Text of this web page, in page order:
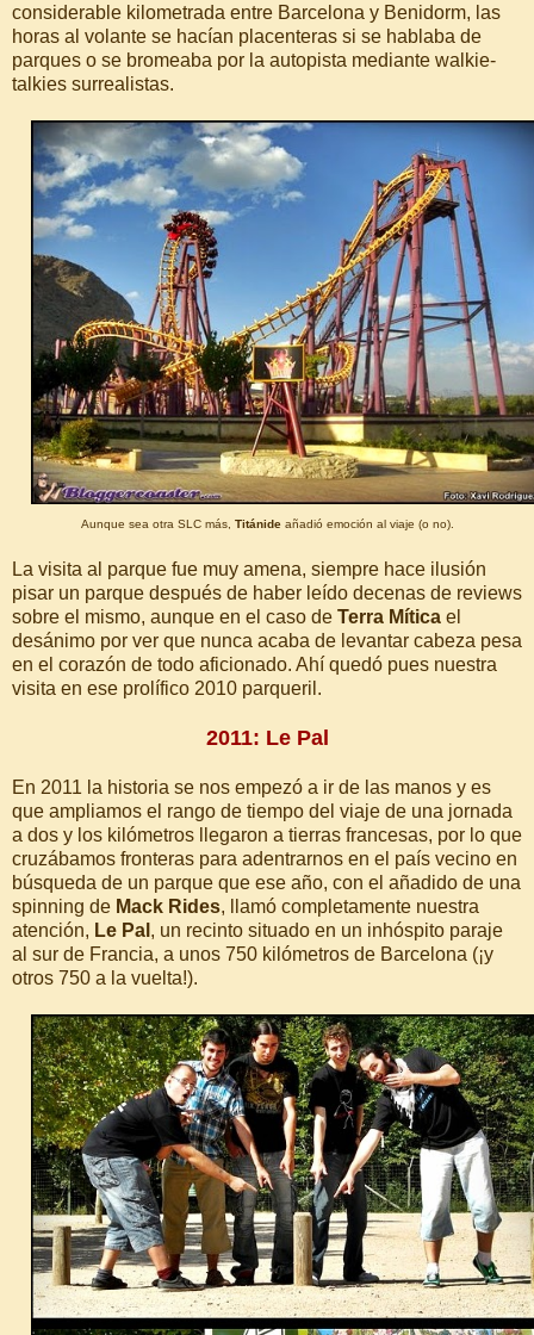
considerable kilometrada entre Barcelona y Benidorm, las
horas al volante se hacían placenteras si se hablaba de
parques o se bromeaba por la autopista mediante walkie-
talkies surrealistas.
Aunque sea otra SLC más, Titánideañadió emoción al viaje (o no).
La visita al parque fue muy amena, siempre hace ilusión
pisar un parque después de haber leído decenas de reviews
sobre el mismo, aunque en el caso de Terra Mítica el
desánimo por ver que nunca acaba de levantar cabeza pesa
en el corazón de todo aficionado. Ahí quedó pues nuestra
visita en ese prolífico 2010 parqueril.
2011: Le Pal
En 2011 la historia se nos empezó a ir de las manos y es
que ampliamos el rango de tiempo del viaje de una jornada
a dos y los kilómetros llegaron a tierras francesas, por lo que
cruzábamos fronteras para adentrarnos en el país vecino en
búsqueda de un parque que ese año, con el añadido de una
spinning de Mack Rides, llamó completamente nuestra
atención, Le Pal , un recinto situado en un inhóspito paraje
al sur de Francia, a unos 750 kilómetros de Barcelona (¡y
otros 750 a la vuelta!).